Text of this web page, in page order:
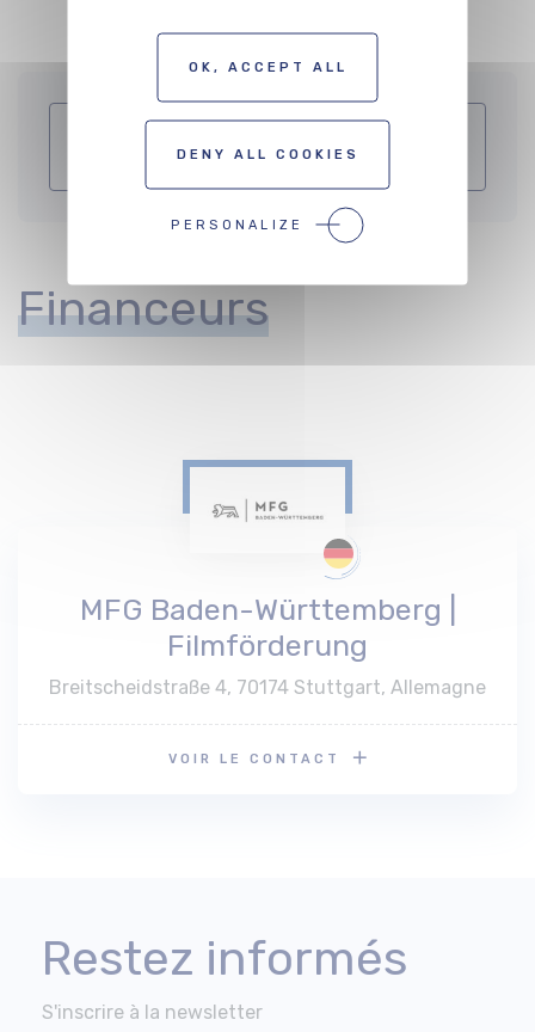
DU FINANCEUR
Financeurs
MFG Baden-Württemberg |
Filmförderung
Breitscheidstraße 4, 70174 Stuttgart, Allemagne
VOIR LE CONTACT
Restez informés
S'inscrire à la newsletter
OK, ACCEPT ALL
DENY ALL COOKIES
PERSONALIZE